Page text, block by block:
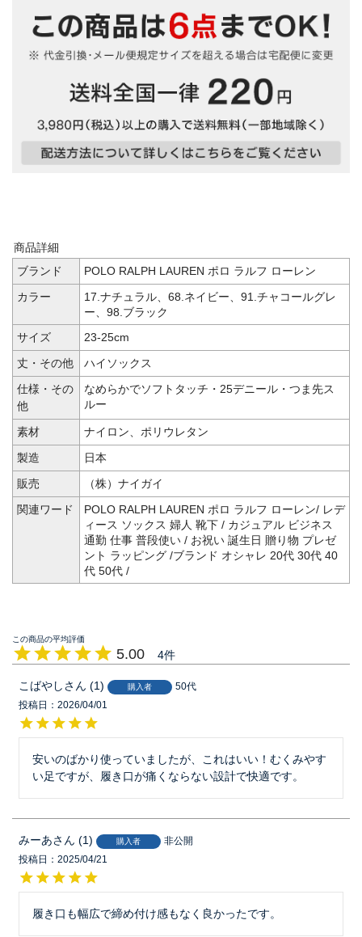
商品詳細
ブランド
POLO RALPH LAUREN ポロ ラルフ ローレン
カラー
17.ナチュラル、68.ネイビー、91.チャコールグレ
ー、98.ブラック
サイズ
23-25cm
丈・その他
ハイソックス
仕様・その
他
なめらかでソフトタッチ・25デニール・つま先ス
ルー
素材
ナイロン、ポリウレタン
製造
日本
販売
（株）ナイガイ
関連ワード
POLO RALPH LAUREN ポロ ラルフ ローレン/ レデ
ィース ソックス 婦人 靴下 / カジュアル ビジネス
通勤 仕事 普段使い / お祝い 誕生日 贈り物 プレゼ
ント ラッピング /ブランド オシャレ 20代 30代 40
代 50代 /
5.00 4
こばやし 1 購入者
50代
投稿日
2026/04/01
安いのばかり使っていましたが、これはいい！むくみやす
い足ですが、履き口が痛くならない設計で快適です。
みーあ 1 購入者
非公開
投稿日
2025/04/21
履き口も幅広で締め付け感もなく良かったです。